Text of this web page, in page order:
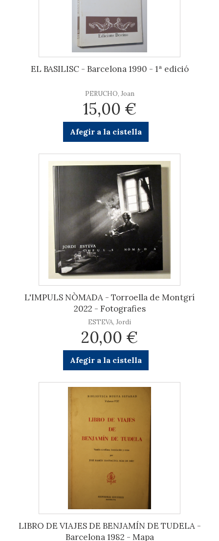
EL BASILISC - Barcelona 1990 - 1ª edició
PERUCHO, Joan
15,00 €
Afegir a la cistella
L'IMPULS NÒMADA - Torroella de Montgrí
2022 - Fotografies
ESTEVA, Jordi
20,00 €
Afegir a la cistella
LIBRO DE VIAJES DE BENJAMÍN DE TUDELA -
Barcelona 1982 - Mapa